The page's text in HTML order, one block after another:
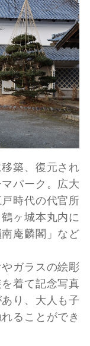
築、復元され
パーク。広大
時代の代官所
ヶ城本丸内に
庵麟閣」など
ガラスの絵彫
着て記念写真
り、大人も子
ることができ